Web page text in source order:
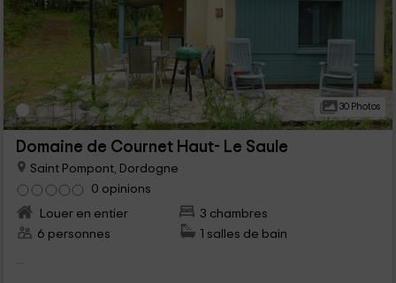
30 Photos
Domaine de Cournet Haut- Le Saule
Saint Pompont, Dordogne
0 opinions
Louer en entier
3 chambres
6 personnes
1 salles de bain